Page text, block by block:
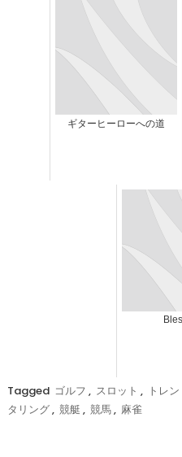
ギターヒーローへの道
Tagged ゴルフ , スロット , トレ
タリング, 競艇 , 競馬, 麻雀